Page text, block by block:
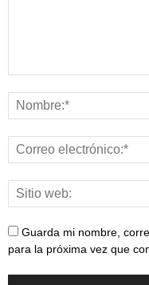
Guarda mi nombre,
para la próxima vez que